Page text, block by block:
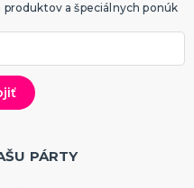
a špeciálnych ponúk
PÁRTY